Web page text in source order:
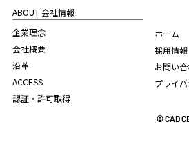
ABOUT 会社情報
企業理念
会社概要
沿革
ACCESS
認証・許可取得
ホーム
採用情報
お問い
プライ
© CAD